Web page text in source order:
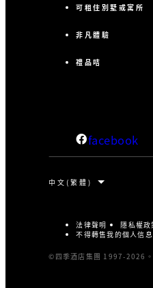
可租住別墅或寓所
非凡體驗
禮品咭
facebook
法律聲明 隱私權政
不得轉售我的個人信息
©四季酒店集團 1997-2026。